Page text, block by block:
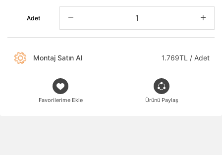
Adet
Montaj Satın Al 1.769TL / Adet
Favorilerime Ekle Ürünü Paylaş